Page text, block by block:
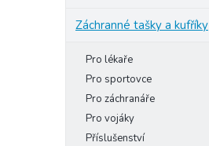
Záchranné tašky a kufříky
Pro lékaře
Pro sportovce
Pro záchranáře
Pro vojáky
Příslušenství